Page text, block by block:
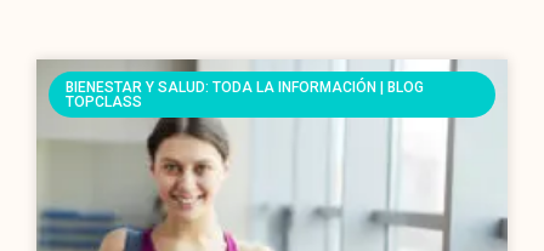
BIENESTAR Y SALUD: TODA LA INFORMACIÓN | BLOG
TOPCLASS